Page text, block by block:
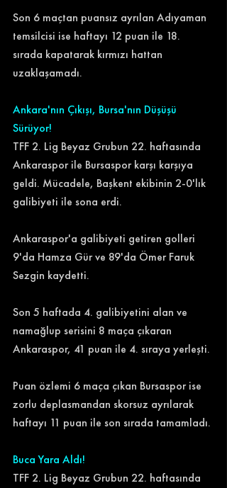
Son 6 maçtan puansız ayrılan Adıyaman
temsilcisi ise haftayı 12 puan ile 18.
sırada kapatarak kırmızı hattan
uzaklaşamadı.
Ankara'nın Çıkışı, Bursa'nın Düşüşü
Sürüyor!
TFF 2. Lig Beyaz Grubun 22. haftasında
Ankaraspor ile Bursaspor karşı karşıya
geldi. Mücadele, Başkent ekibinin 2-0'lık
galibiyeti ile sona erdi.
Ankaraspor'a galibiyeti getiren golleri
9'da Hamza Gür ve 89'da Ömer Faruk
Sezgin kaydetti.
Son 5 haftada 4. galibiyetini alan ve
namağlup serisini 8 maça çıkaran
Ankaraspor, 41 puan ile 4. sıraya yerleşti.
Puan özlemi 6 maça çıkan Bursaspor ise
zorlu deplasmandan skorsuz ayrılarak
haftayı 11 puan ile son sırada tamamladı.
Buca Yara Aldı!
TFF 2. Lig Beyaz Grubun 22. haftasında